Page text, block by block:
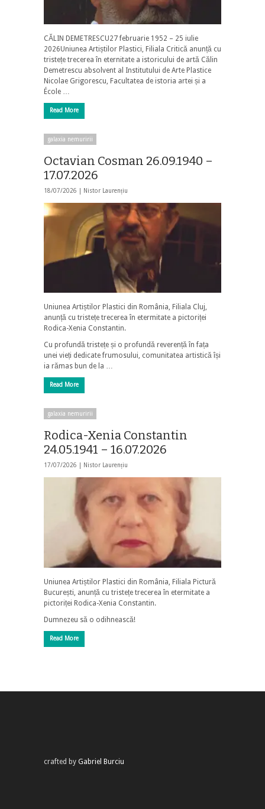
CĂLIN DEMETRESCU27 februarie 1952 – 25 iulie
2026Uniunea Artiștilor Plastici, Filiala Critică anunță cu
tristețe trecerea în eternitate a istoricului de artă Călin
Demetrescu absolvent al Institutului de Arte Plastice
Nicolae Grigorescu, Facultatea de istoria artei și a
École …
Read More
galaxia nemuririi
Octavian Cosman 26.09.1940 –
17.07.2026
18/07/2026 | Nistor Laurențiu
Uniunea Artiștilor Plastici din România, Filiala Cluj,
anunță cu tristețe trecerea în etermitate a pictoriței
Rodica-Xenia Constantin.
Cu profundă tristețe și o profundă reverență în fața
unei vieți dedicate frumosului, comunitatea artistică își
ia rămas bun de la …
Read More
galaxia nemuririi
Rodica-Xenia Constantin
24.05.1941 – 16.07.2026
17/07/2026 | Nistor Laurențiu
Uniunea Artiștilor Plastici din România, Filiala Pictură
București, anunță cu tristețe trecerea în etermitate a
pictoriței Rodica-Xenia Constantin.
Dumnezeu să o odihnească!
Read More
crafted by Gabriel Burciu